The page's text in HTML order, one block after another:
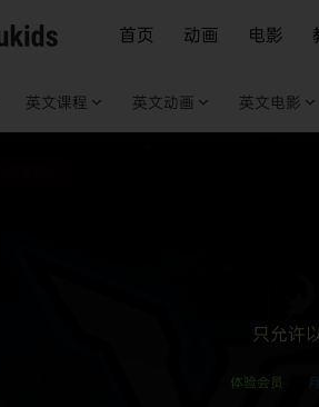
首页 动画 电影
英文课程 英文动画 英文电影
只允许
体验会员